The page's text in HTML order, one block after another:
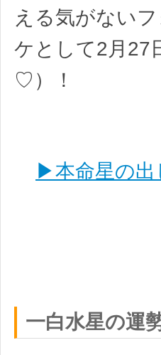
える気がない
ケとして2月27
♡）！
▶本命星の
一白水星の運